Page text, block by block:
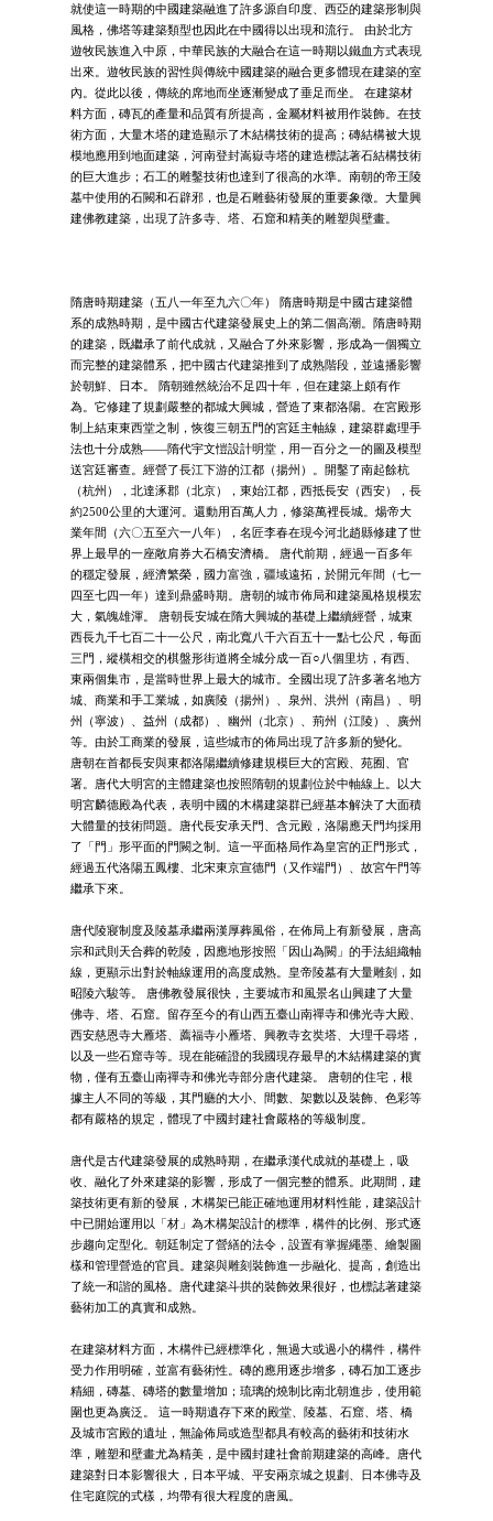
就使這一時期的中國建築融進了許多源自印度、西亞的建築形制與
風格，佛塔等建築類型也因此在中國得以出現和流行。 由於北方
遊牧民族進入中原，中華民族的大融合在這一時期以鐵血方式表現
出來。遊牧民族的習性與傳統中國建築的融合更多體現在建築的室
內。從此以後，傳統的席地而坐逐漸變成了垂足而坐。 在建築材
料方面，磚瓦的產量和品質有所提高，金屬材料被用作裝飾。在技
術方面，大量木塔的建造顯示了木結構技術的提高；磚結構被大規
模地應用到地面建築，河南登封嵩嶽寺塔的建造標誌著石結構技術
的巨大進步；石工的雕鑿技術也達到了很高的水準。南朝的帝王陵
墓中使用的石闕和石辟邪，也是石雕藝術發展的重要象徵。大量興
建佛教建築，出現了許多寺、塔、石窟和精美的雕塑與壁畫。
隋唐時期建築（五八一年至九六〇年） 隋唐時期是中國古建築體
系的成熟時期，是中國古代建築發展史上的第二個高潮。隋唐時期
的建築，既繼承了前代成就，又融合了外來影響，形成為一個獨立
而完整的建築體系，把中國古代建築推到了成熟階段，並遠播影響
於朝鮮、日本。 隋朝雖然統治不足四十年，但在建築上頗有作
為。它修建了規劃嚴整的都城大興城，營造了東都洛陽。在宮殿形
制上結束東西堂之制，恢復三朝五門的宮廷主軸線，建築群處理手
法也十分成熟——隋代宇文愷設計明堂，用一百分之一的圖及模型
送宮廷審查。經營了長江下游的江都（揚州）。開鑿了南起餘杭
（杭州），北達涿郡（北京），東始江都，西抵長安（西安），長
約2500公里的大運河。還動用百萬人力，修築萬裡長城。煬帝大
業年間（六〇五至六一八年），名匠李春在現今河北趙縣修建了世
界上最早的一座敞肩券大石橋安濟橋。 唐代前期，經過一百多年
的穩定發展，經濟繁榮，國力富強，疆域遠拓，於開元年間（七一
四至七四一年）達到鼎盛時期。唐朝的城市佈局和建築風格規模宏
大，氣魄雄渾。 唐朝長安城在隋大興城的基礎上繼續經營，城東
西長九千七百二十一公尺，南北寬八千六百五十一點七公尺，每面
三門，縱橫相交的棋盤形街道將全城分成一百○八個里坊，有西、
東兩個集市，是當時世界上最大的城市。全國出現了許多著名地方
城、商業和手工業城，如廣陵（揚州）、泉州、洪州（南昌）、明
州（寧波）、益州（成都）、幽州（北京）、荊州（江陵）、廣州
等。由於工商業的發展，這些城市的佈局出現了許多新的變化。
唐朝在首都長安與東都洛陽繼續修建規模巨大的宮殿、苑囿、官
署。唐代大明宮的主體建築也按照隋朝的規劃位於中軸線上。以大
明宮麟德殿為代表，表明中國的木構建築群已經基本解決了大面積
大體量的技術問題。唐代長安承天門、含元殿，洛陽應天門均採用
了「門」形平面的門闕之制。這一平面格局作為皇宮的正門形式，
經過五代洛陽五鳳樓、北宋東京宣德門（又作端門）、故宮午門等
繼承下來。
唐代陵寢制度及陵墓承繼兩漢厚葬風俗，在佈局上有新發展，唐高
宗和武則天合葬的乾陵，因應地形按照「因山為闕」的手法組織軸
線，更顯示出對於軸線運用的高度成熟。皇帝陵墓有大量雕刻，如
昭陵六駿等。 唐佛教發展很快，主要城市和風景名山興建了大量
佛寺、塔、石窟。留存至今的有山西五臺山南禪寺和佛光寺大殿、
西安慈恩寺大雁塔、薦福寺小雁塔、興教寺玄奘塔、大理千尋塔，
以及一些石窟寺等。現在能確證的我國現存最早的木結構建築的實
物，僅有五臺山南禪寺和佛光寺部分唐代建築。 唐朝的住宅，根
據主人不同的等級，其門廳的大小、間數、架數以及裝飾、色彩等
都有嚴格的規定，體現了中國封建社會嚴格的等級制度。
唐代是古代建築發展的成熟時期，在繼承漢代成就的基礎上，吸
收、融化了外來建築的影響，形成了一個完整的體系。此期間，建
築技術更有新的發展，木構架已能正確地運用材料性能，建築設計
中已開始運用以「材」為木構架設計的標準，構件的比例、形式逐
步趨向定型化。朝廷制定了營繕的法令，設置有掌握繩墨、繪製圖
樣和管理營造的官員。建築與雕刻裝飾進一步融化、提高，創造出
了統一和諧的風格。唐代建築斗拱的裝飾效果很好，也標誌著建築
藝術加工的真實和成熟。
在建築材料方面，木構件已經標準化，無過大或過小的構件，構件
受力作用明確，並富有藝術性。磚的應用逐步增多，磚石加工逐步
精細，磚墓、磚塔的數量增加；琉璃的燒制比南北朝進步，使用範
圍也更為廣泛。 這一時期遺存下來的殿堂、陵墓、石窟、塔、橋
及城市宮殿的遺址，無論佈局或造型都具有較高的藝術和技術水
準，雕塑和壁畫尤為精美，是中國封建社會前期建築的高峰。唐代
建築對日本影響很大，日本平城、平安兩京城之規劃、日本佛寺及
住宅庭院的式樣，均帶有很大程度的唐風。